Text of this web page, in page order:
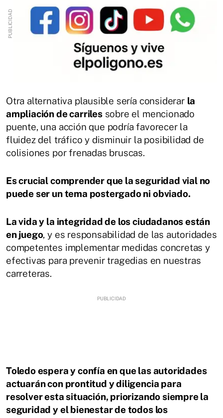
Otra alternativa plausible sería considerar la
ampliación de carrilessobre el mencionado
puente, una acción que podría favorecer la
fluidez del tráfico y disminuir la posibilidad de
colisiones por frenadas bruscas.
Es crucial comprender que la seguridad vial no
puede ser un tema postergado ni obviado.
La vida y la integridad de los ciudadanos están
en juego, y es responsabilidad de las autoridades
competentes implementar medidas concretas y
efectivas para prevenir tragedias en nuestras
carreteras.
Toledo espera y confía en que las autoridades
actuarán con prontitud y diligencia para
resolver esta situación, priorizando siempre la
seguridad y el bienestar de todos los